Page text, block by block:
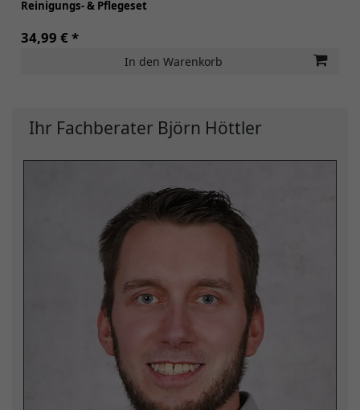
Reinigungs- & Pflegeset
34,99 € *
In den Warenkorb
Ihr Fachberater Björn Höttler